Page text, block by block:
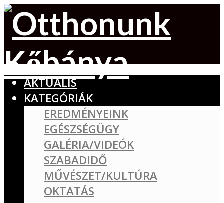
AKTUÁLIS
KATEGÓRIÁK
EREDMÉNYEINK
EGÉSZSÉGÜGY
GALÉRIA/VIDEÓK
SZABADIDŐ
MŰVÉSZET/KULTÚRA
OKTATÁS